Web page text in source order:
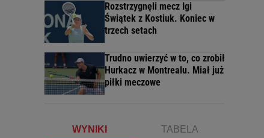
Rozstrzygnęli mecz Igi
Świątek z Kostiuk. Koniec w
trzech setach
Trudno uwierzyć w to, co zrobił
Hurkacz w Montrealu. Miał już
piłki meczowe
WYNIKI TABELA